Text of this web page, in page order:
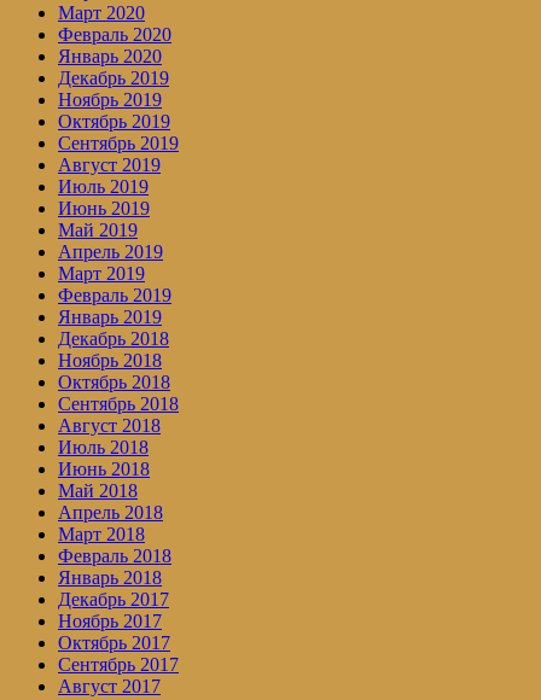
Март 2020
Февраль 2020
Январь 2020
Декабрь 2019
Ноябрь 2019
Октябрь 2019
Сентябрь 2019
Август 2019
Июль 2019
Июнь 2019
Май 2019
Апрель 2019
Март 2019
Февраль 2019
Январь 2019
Декабрь 2018
Ноябрь 2018
Октябрь 2018
Сентябрь 2018
Август 2018
Июль 2018
Июнь 2018
Май 2018
Апрель 2018
Март 2018
Февраль 2018
Январь 2018
Декабрь 2017
Ноябрь 2017
Октябрь 2017
Сентябрь 2017
Август 2017